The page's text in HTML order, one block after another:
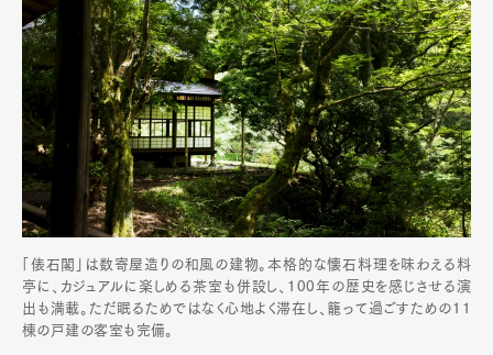
「俵石閣」は数寄屋造りの和風の建物。本格的な懐石料理を味わえる料
亭に、カジュアルに楽しめる茶室も併設し、100年の歴史を感じさせる演
出も満載。ただ眠るためではなく心地よく滞在し、籠って過ごすための11
棟の戸建の客室も完備。